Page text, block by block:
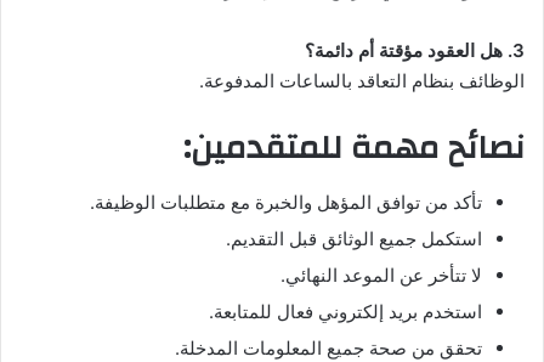
3. هل العقود مؤقتة أم دائمة؟
الوظائف بنظام التعاقد بالساعات المدفوعة.
نصائح مهمة للمتقدمين:
تأكد من توافق المؤهل والخبرة مع متطلبات الوظيفة.
استكمل جميع الوثائق قبل التقديم.
لا تتأخر عن الموعد النهائي.
استخدم بريد إلكتروني فعال للمتابعة.
تحقق من صحة جميع المعلومات المدخلة.